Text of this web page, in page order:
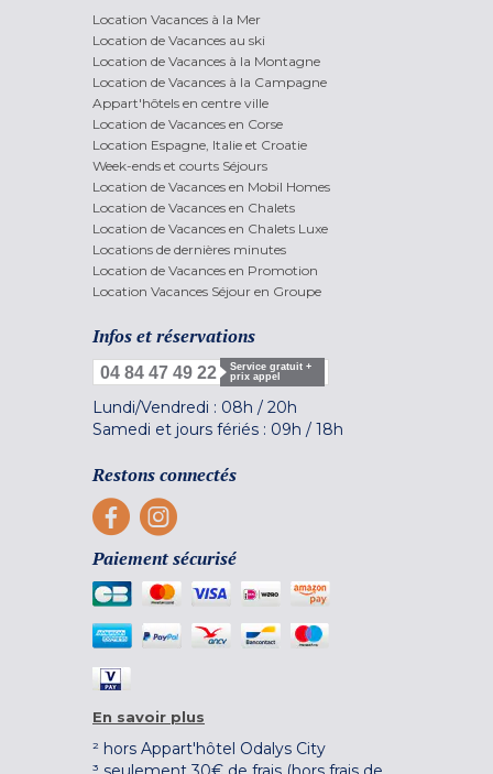
Location Vacances à la Mer
Location de Vacances au ski
Location de Vacances à la Montagne
Location de Vacances à la Campagne
Appart'hôtels en centre ville
Location de Vacances en Corse
Location Espagne, Italie et Croatie
Week-ends et courts Séjours
Location de Vacances en Mobil Homes
Location de Vacances en Chalets
Location de Vacances en Chalets Luxe
Locations de dernières minutes
Location de Vacances en Promotion
Location Vacances Séjour en Groupe
Infos et réservations
04 84 47 49 22
Service gratuit +
prix appel
Lundi/Vendredi : 08h / 20h
Samedi et jours fériés : 09h / 18h
Restons connectés
Paiement sécurisé
En savoir plus
² hors Appart'hôtel Odalys City